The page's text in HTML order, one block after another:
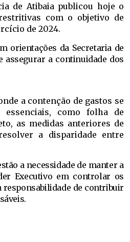
de Atibaia publicou hoje o
com o objetivo de
de 2024.
orientações da Secretaria de
assegurar a continuidade dos
a contenção de gastos se
como folha de
as medidas anteriores de
a disparidade entre
a necessidade de manter a
Executivo em controlar os
responsabilidade de contribuir